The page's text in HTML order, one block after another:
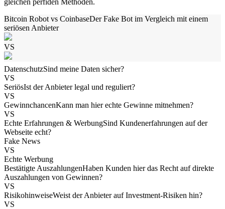
gleichen perfiden Methoden.
Bitcoin Robot vs CoinbaseDer Fake Bot im Vergleich mit einem
seriösen Anbieter
VS
DatenschutzSind meine Daten sicher?
VS
SeriösIst der Anbieter legal und reguliert?
VS
GewinnchancenKann man hier echte Gewinne mitnehmen?
VS
Echte Erfahrungen & WerbungSind Kundenerfahrungen auf der
Webseite echt?
Fake News
VS
Echte Werbung
Bestätigte AuszahlungenHaben Kunden hier das Recht auf direkte
Auszahlungen von Gewinnen?
VS
RisikohinweiseWeist der Anbieter auf Investment-Risiken hin?
VS